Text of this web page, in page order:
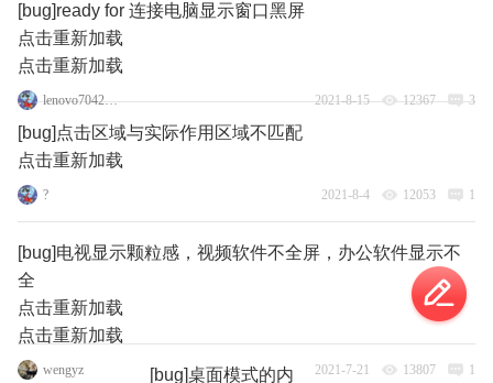
[bug]ready for 连接电脑显示窗口黑屏
点击重新加载
点击重新加载
lenovo70427259 2021-8-15 12367 3
[bug]点击区域与实际作用区域不匹配
点击重新加载
? 2021-8-4 12053 1
[bug]电视显示颗粒感，视频软件不全屏，办公软件显示不
全
点击重新加载
点击重新加载
wengyz 2021-7-21 13807 1
[bug]桌面模式的内